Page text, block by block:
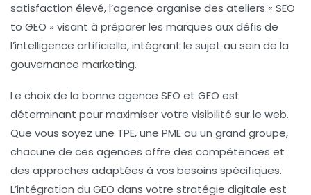
satisfaction élevé, l’agence organise des ateliers « SEO
to GEO » visant à préparer les marques aux défis de
l’intelligence artificielle, intégrant le sujet au sein de la
gouvernance marketing.
Le choix de la bonne agence SEO et GEO est
déterminant pour maximiser votre visibilité sur le web.
Que vous soyez une TPE, une PME ou un grand groupe,
chacune de ces agences offre des compétences et
des approches adaptées à vos besoins spécifiques.
L’intégration du GEO dans votre stratégie digitale est